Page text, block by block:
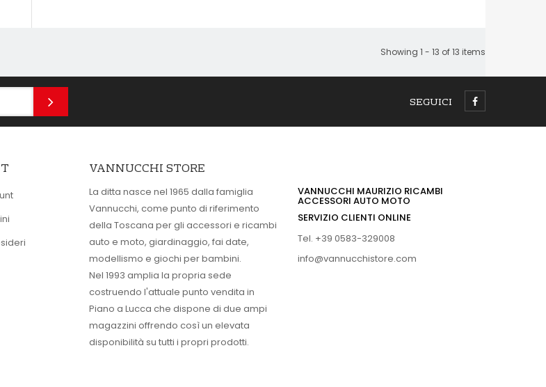
Showing 1 - 13 of 13 items
SEGUICI
VANNUCCHI STORE
La ditta nasce nel 1965 dalla famiglia
Vannucchi, come punto di riferimento
della Toscana per gli accessori e ricambi
auto e moto, giardinaggio, fai date,
modellismo e giochi per bambini.
Nel 1993 amplia la propria sede
costruendo l'attuale punto vendita in
Piano a Lucca che dispone di due ampi
magazzini offrendo così un elevata
disponibilità su tutti i propri prodotti.
VANNUCCHI MAURIZIO RICAMBI
ACCESSORI AUTO MOTO
SERVIZIO CLIENTI ONLINE
Tel. +39 0583-329008
info@vannucchistore.com